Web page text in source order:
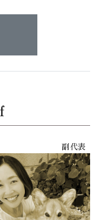
副代表